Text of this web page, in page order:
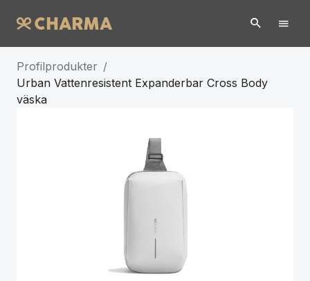
Profilprodukter /
Urban Vattenresistent Expanderbar Cross Body
väska